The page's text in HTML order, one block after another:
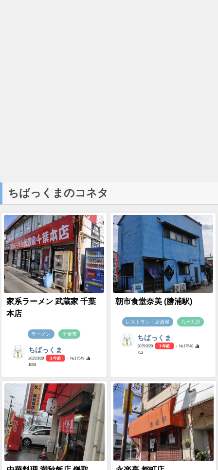
ちばっくまのコネタ
家系ラーメン 武蔵家 千葉
本店
ラーメン 千葉市
ちばっくま
2025/3/29 1 年前
- №17549
1008
朝市食堂奈美 (勝浦駅)
レストラン・居酒屋 九十九里
ちばっくま
2025/3/29 1 年前
- №17548
752